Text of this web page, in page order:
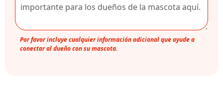
Por favor incluye cualquier información adicional que ayude a
conectar al dueño con su mascota.